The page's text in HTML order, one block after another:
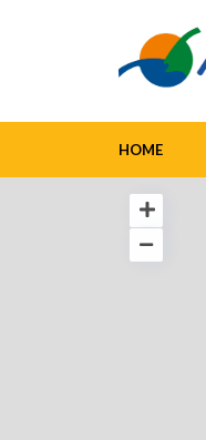
HOME